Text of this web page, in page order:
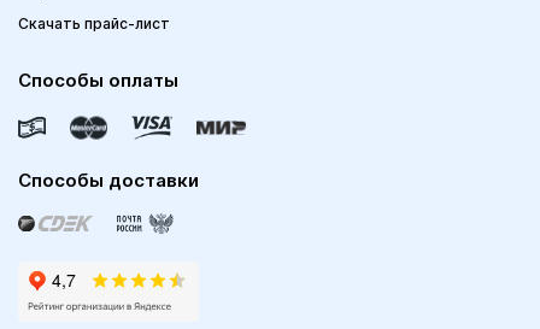
Скачать прайс-лист
Способы оплаты
Способы доставки